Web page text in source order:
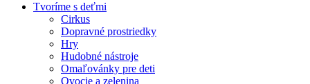
Tvoríme s deťmi
Cirkus
Dopravné prostriedky
Hry
Hudobné nástroje
Omaľovánky pre deti
Ovocie a zelenina